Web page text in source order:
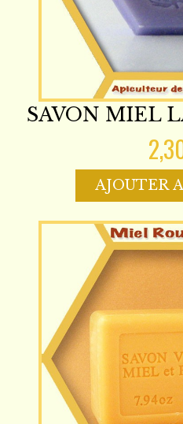
SAVON MIEL
AJOUTER